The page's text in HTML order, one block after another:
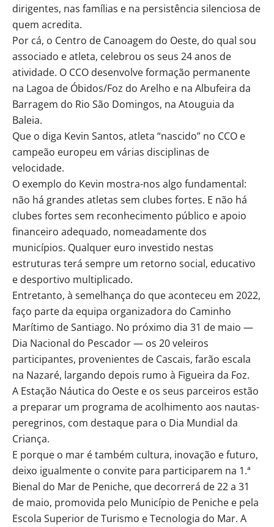
dirigentes, nas famílias e na persistência silenciosa de
quem acredita.
Por cá, o Centro de Canoagem do Oeste, do qual sou
associado e atleta, celebrou os seus 24 anos de
atividade. O CCO desenvolve formação permanente
na Lagoa de Óbidos/Foz do Arelho e na Albufeira da
Barragem do Rio São Domingos, na Atouguia da
Baleia.
Que o diga Kevin Santos, atleta “nascido” no CCO e
campeão europeu em várias disciplinas de
velocidade.
O exemplo do Kevin mostra-nos algo fundamental:
não há grandes atletas sem clubes fortes. E não há
clubes fortes sem reconhecimento público e apoio
financeiro adequado, nomeadamente dos
municípios. Qualquer euro investido nestas
estruturas terá sempre um retorno social, educativo
e desportivo multiplicado.
Entretanto, à semelhança do que aconteceu em 2022,
faço parte da equipa organizadora do Caminho
Marítimo de Santiago. No próximo dia 31 de maio —
Dia Nacional do Pescador — os 20 veleiros
participantes, provenientes de Cascais, farão escala
na Nazaré, largando depois rumo à Figueira da Foz.
A Estação Náutica do Oeste e os seus parceiros estão
a preparar um programa de acolhimento aos nautas-
peregrinos, com destaque para o Dia Mundial da
Criança.
E porque o mar é também cultura, inovação e futuro,
deixo igualmente o convite para participarem na 1.ª
Bienal do Mar de Peniche, que decorrerá de 22 a 31
de maio, promovida pelo Município de Peniche e pela
Escola Superior de Turismo e Tecnologia do Mar. A